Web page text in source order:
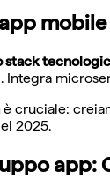
stack
Integra
è cruciale:
2025.
app: